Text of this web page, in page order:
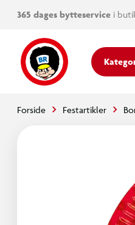
365 dages bytteservice i
Forside Festartikler